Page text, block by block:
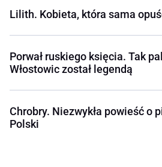
Lilith. Kobieta, która sama
Porwał ruskiego księcia. Tak
Włostowic został legendą
Chrobry. Niezwykła powieść o
Polski